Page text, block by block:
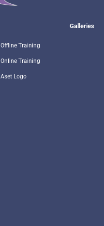
Galleries
Offline Training
Online Training
Aset Logo